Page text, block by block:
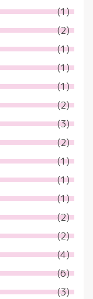
(1)
(2)
(1)
(1)
(1)
(2)
(3)
(2)
(1)
(1)
(1)
(2)
(2)
(4)
(6)
(3)